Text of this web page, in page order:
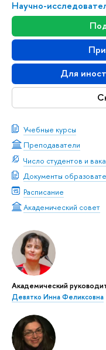
Научно-
Для
Учебные курсы
Преподаватели
Число студентов и
Документы
Расписание
Академический совет
Академический
Девятко Инна Феликсовна